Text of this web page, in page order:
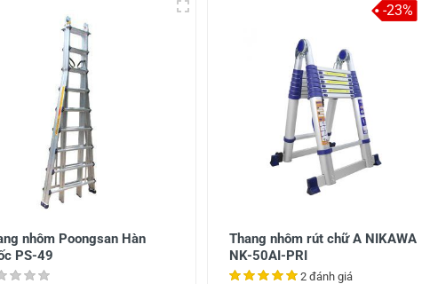
nhôm Poongsan Hàn
PS-49
Thang nhôm rút chữ A NIKAWA
NK-50AI-PRI
2 đánh giá
-23%